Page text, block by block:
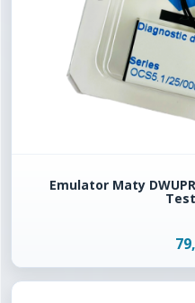
Emulator Maty